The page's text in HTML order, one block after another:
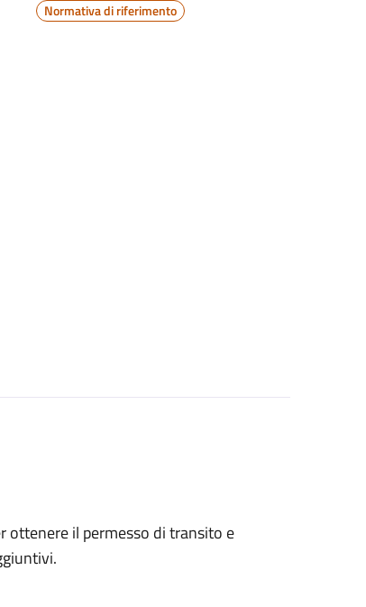
Normativa di riferimento
ottenere il permesso di transito e